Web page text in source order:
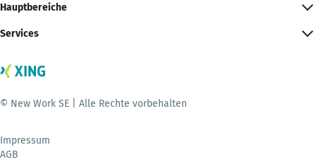
Hauptbereiche
Services
© New Work SE | Alle Rechte vorbehalten
Impressum
AGB